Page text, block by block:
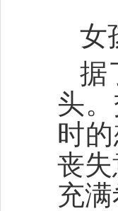
女
据
头
时
丧
充